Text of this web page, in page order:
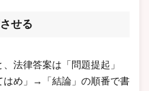
せる
法律答案は「問題提起」
め」→「結論」の順番で書